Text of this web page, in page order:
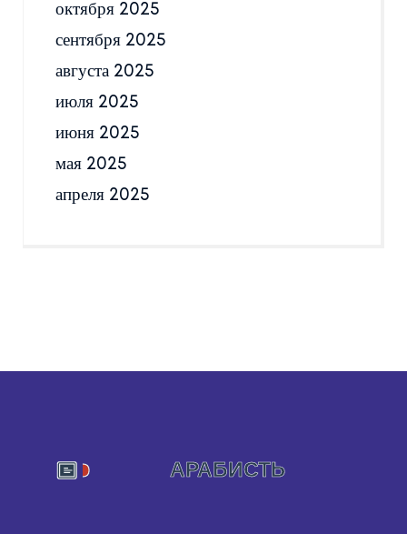
октября 2025
сентября 2025
августа 2025
июля 2025
июня 2025
мая 2025
апреля 2025